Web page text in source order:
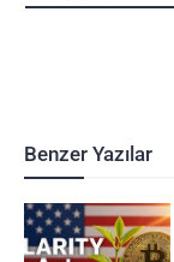
Benzer Yazılar